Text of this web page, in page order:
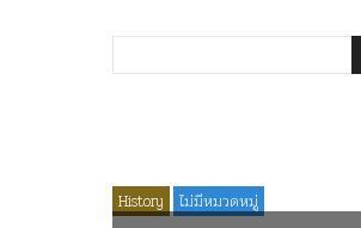
History ไม่มีหมวดหมู่